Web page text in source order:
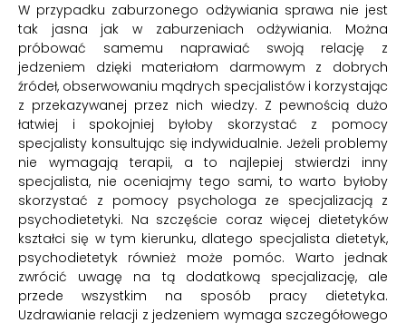
W przypadku zaburzonego odżywiania sprawa nie jest
tak jasna jak w zaburzeniach odżywiania. Można
próbować samemu naprawiać swoją relację z
jedzeniem dzięki materiałom darmowym z dobrych
źródeł, obserwowaniu mądrych specjalistów i korzystając
z przekazywanej przez nich wiedzy. Z pewnością dużo
łatwiej i spokojniej byłoby skorzystać z pomocy
specjalisty konsultując się indywidualnie. Jeżeli problemy
nie wymagają terapii, a to najlepiej stwierdzi inny
specjalista, nie oceniajmy tego sami, to warto byłoby
skorzystać z pomocy psychologa ze specjalizacją z
psychodietetyki. Na szczęście coraz więcej dietetyków
kształci się w tym kierunku, dlatego specjalista dietetyk,
psychodietetyk również może pomóc. Warto jednak
zwrócić uwagę na tą dodatkową specjalizację, ale
przede wszystkim na sposób pracy dietetyka.
Uzdrawianie relacji z jedzeniem wymaga szczegółowego